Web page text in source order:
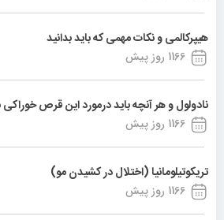
هیپرکالمی و نکات مهمی که باید بدانید
1166 روز پیش
نادولول و هر آنچه باید درمورد این قرص خوراکی
1166 روز پیش
تریکوتیلومانیا (اختلال در کشیدن مو)
1166 روز پیش